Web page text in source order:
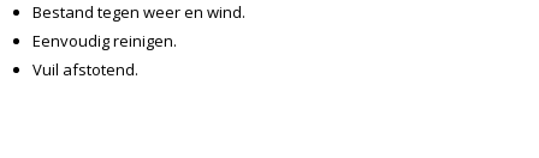
Bestand tegen weer en wind.
Eenvoudig reinigen.
Vuil afstotend.